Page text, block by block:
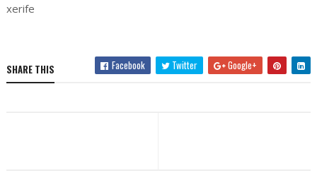
xerife
SHARE THIS Facebook Twitter Google+